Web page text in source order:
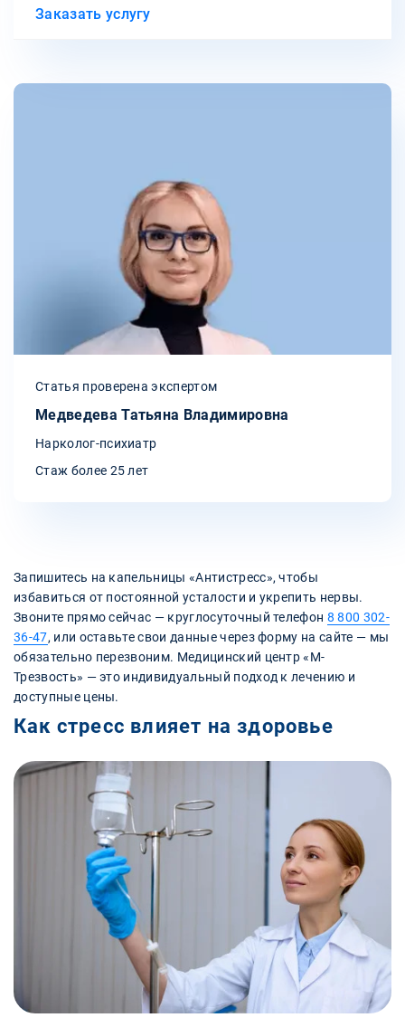
Заказать услугу
Статья проверена экспертом
Медведева Татьяна Владимировна
Нарколог-психиатр
Стаж более 25 лет
Запишитесь на капельницы «Антистресс», чтобы
избавиться от постоянной усталости и укрепить нервы.
Звоните прямо сейчас — круглосуточный телефон 8 800 302-
36-47, или оставьте свои данные через форму на сайте — мы
обязательно перезвоним. Медицинский центр «М-
Трезвость» — это индивидуальный подход к лечению и
доступные цены.
Как стресс влияет на здоровье